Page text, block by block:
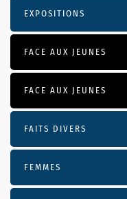
EXPOSITIONS
FACE AUX JEUNES
FACE AUX JEUNES
FAITS DIVERS
FEMMES